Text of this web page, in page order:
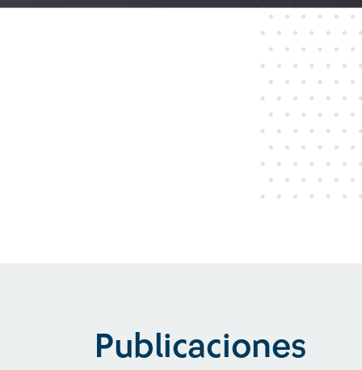
Publicaciones